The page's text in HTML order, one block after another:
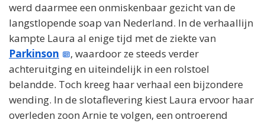
werd daarmee een onmiskenbaar gezicht van de
langstlopende soap van Nederland. In de verhaallijn
kampte Laura al enige tijd met de ziekte van
Parkinson
, waardoor ze steeds verder
achteruitging en uiteindelijk in een rolstoel
belandde. Toch kreeg haar verhaal een bijzondere
wending. In de slotaflevering kiest Laura ervoor haar
overleden zoon Arnie te volgen, een ontroerend